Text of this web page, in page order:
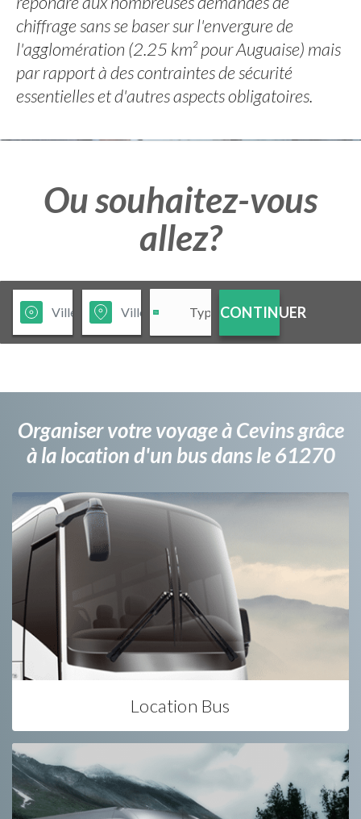
chiffrage sans se baser sur l'envergure de
l'agglomération (2.25 km² pour Auguaise) mais
par rapport à des contraintes de sécurité
essentielles et d'autres aspects obligatoires.
Ou souhaitez-vous
allez?
CONTINUER
Organiser votre voyage à Cevins grâce
à la location d'un bus dans le 61270
Location Bus